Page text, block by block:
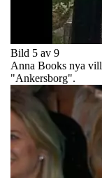
Bild 5 av 9
Anna Books nya
"Ankersborg".